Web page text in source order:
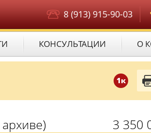
8 (913) 915-90-03
КОНСУЛЬТАЦИИ О
1к
3 350